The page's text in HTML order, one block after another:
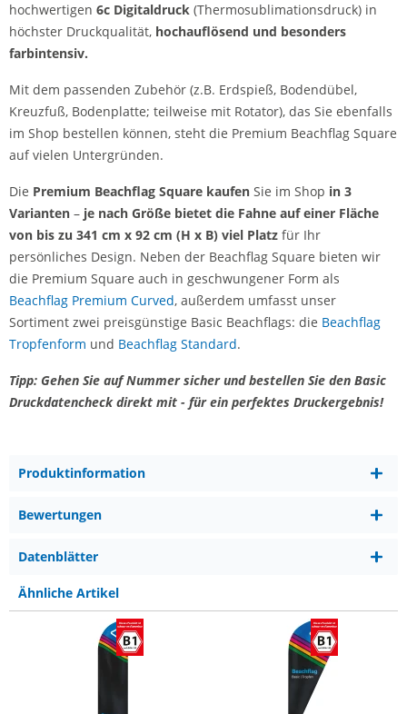
hochwertigen 6c Digitaldruck (Thermosublimationsdruck) in
höchster Druckqualität, hochauflösend und besonders
farbintensiv.
Mit dem passenden Zubehör (z.B. Erdspieß, Bodendübel,
Kreuzfuß, Bodenplatte; teilweise mit Rotator), das Sie ebenfalls
im Shop bestellen können, steht die Premium Beachflag Square
auf vielen Untergründen.
Die Premium Beachflag Square kaufen Sie im Shop in 3
Varianten – je nach Größe bietet die Fahne auf einer Fläche
von bis zu 341 cm x 92 cm (H x B) viel Platz für Ihr
persönliches Design. Neben der Beachflag Square bieten wir
die Premium Square auch in geschwungener Form als
Beachflag Premium Curved, außerdem umfasst unser
Sortiment zwei preisgünstige Basic Beachflags: die Beachflag
Tropfenform und Beachflag Standard.
Tipp: Gehen Sie auf Nummer sicher und bestellen Sie den Basic
Druckdatencheck direkt mit - für ein perfektes Druckergebnis!
Produktinformation
Bewertungen
Datenblätter
Ähnliche Artikel